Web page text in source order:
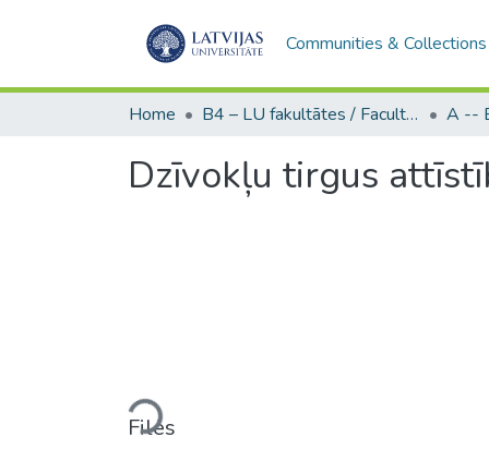
Communities & Collections
Home B4 – LU fakultātes / Faculties of the UL
Dzīvokļu tirgus
Loading...
Files